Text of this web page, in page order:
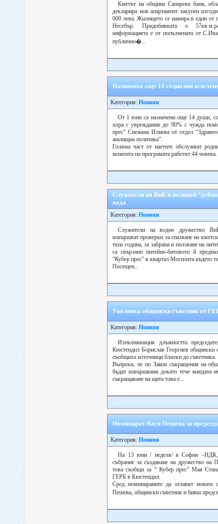
Кметът на община Сапарева баня,
декларира нов апартамент закупен
000 лева. Жилището се намира в един от
Несебър. Придобивката е
информацията е от попълнената от
публично�...
Назначиха още 14 социални
Категория: Новини
От 1 юни са назначени още 14 души,
хора с увреждания до 90% с чужда
прес” Снежана Илиева от отдел
жилищна политика”.
Голяма част от наетите обслужват
момента по програмата работят 44
Служители на ВиК и полицай
вода
Категория: Новини
Служители на водно дружество
извършват проверки за спазване на
тази година, за забрана и ползване на
са свързани питейно-битовото й
“Кубер прес” в квартал Могилата където
Посещен...
Уволниха общински съветник от
Категория: Новини
Изпълняващия длъжността
Кюстендил Борислав Георгиев
съобщиха източници близки до съветника.
Въпреки, че по Закон съкращения на
бъдат извършвани докато тече мандата
съкращаване на щата това е...
Номинират Вася Пешева за
Категория: Новини
На 13 юни / неделя/ в София –НДК,
събрание за създаване на дружество
това съобщи за “ Кубер прес” Мая
ГЕРБ в Кюстендил.
Сред номинираните да оглавят новата
Пешева, общински съветник и бивш